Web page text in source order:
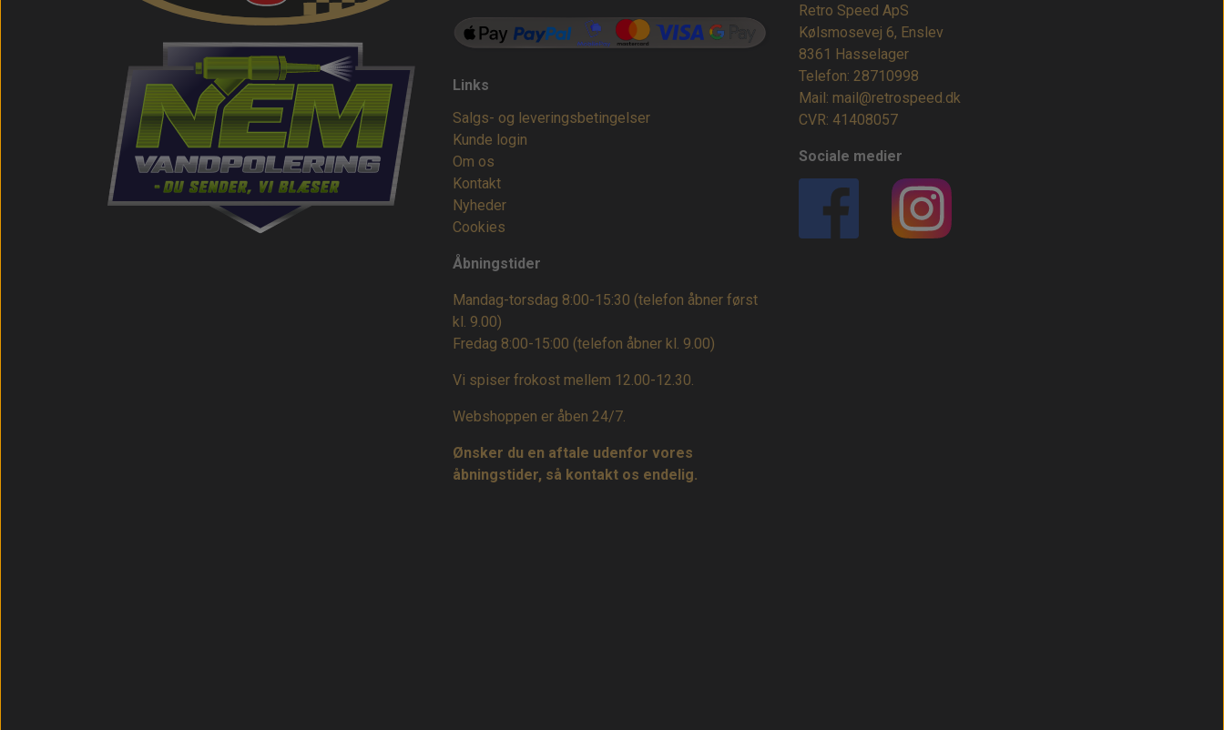
Links
Salgs- og leveringsbetingelser
Kunde login
Om os
Kontakt
Nyheder
Cookies
Åbningstider
Mandag-torsdag 8:00-15:30 (telefon åbner først
kl. 9.00)
Fredag 8:00-15:00 (telefon åbner kl. 9.00)
Vi spiser frokost mellem 12.00-12.30.
Webshoppen er åben 24/7.
Ønsker du en aftale udenfor vores
åbningstider, så kontakt os endelig.
Retro Speed ApS
Kølsmosevej 6, Enslev
8361 Hasselager
Telefon: 28710998
Mail: mail@retrospeed.dk
CVR: 41408057
Sociale medier